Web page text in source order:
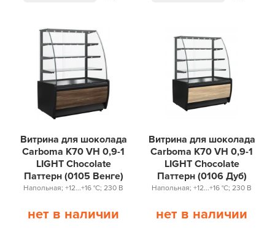
Витрина для шоколада
Carboma K70 VH 0,9-1
LIGHT Chocolate
Паттерн (0105 Венге)
Напольная; +12...+16 °С; 230 В
нет в наличии
Витрина для шоколада
Carboma K70 VH 0,9-1
LIGHT Chocolate
Паттерн (0106 Дуб)
Напольная; +12...+16 °С; 230 В
нет в наличии